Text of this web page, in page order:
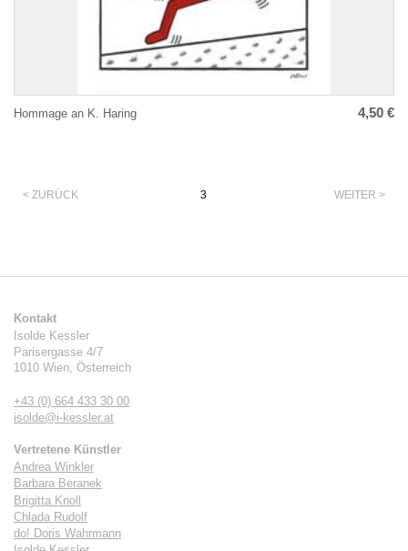
Hommage an K. Haring 4,50 €
< ZURÜCK 3 WEITER >
Kontakt
Isolde Kessler
Parisergasse 4/7
1010 Wien, Österreich
+43 (0) 664 433 30 00
isolde@i-kessler.at
Vertretene Künstler
Andrea Winkler
Barbara Beranek
Brigitta Knoll
Chlada Rudolf
do! Doris Wahrmann